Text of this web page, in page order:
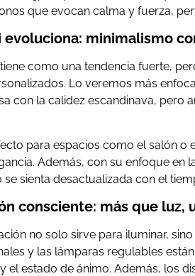
que evocan calma y fuerza,
evoluciona: minimalismo
como una tendencia fuerte,
Lo veremos más
con la calidez escandinava, pero
para espacios como el salón
Además, con su enfoque en
sienta desactualizada con el
consciente: más que luz,
no solo sirve para iluminar,
y las lámparas regulables
el estado de ánimo. Además, los